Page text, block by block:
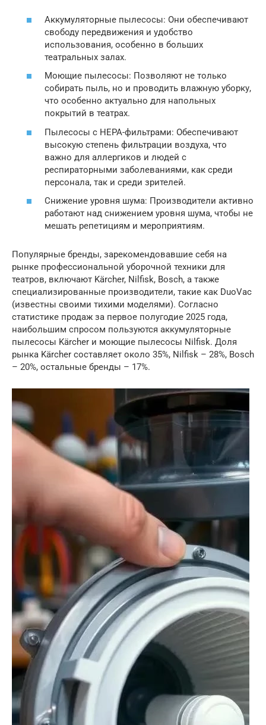
Аккумуляторные пылесосы: Они обеспечивают
свободу передвижения и удобство
использования, особенно в больших
театральных залах.
Моющие пылесосы: Позволяют не только
собирать пыль, но и проводить влажную уборку,
что особенно актуально для напольных
покрытий в театрах.
Пылесосы с HEPA-фильтрами: Обеспечивают
высокую степень фильтрации воздуха, что
важно для аллергиков и людей с
респираторными заболеваниями, как среди
персонала, так и среди зрителей.
Снижение уровня шума: Производители активно
работают над снижением уровня шума, чтобы не
мешать репетициям и мероприятиям.
Популярные бренды, зарекомендовавшие себя на
рынке профессиональной уборочной техники для
театров, включают Kärcher, Nilfisk, Bosch, а также
специализированные производители, такие как DuoVac
(известны своими тихими моделями). Согласно
статистике продаж за первое полугодие 2025 года,
наибольшим спросом пользуются аккумуляторные
пылесосы Kärcher и моющие пылесосы Nilfisk. Доля
рынка Kärcher составляет около 35%, Nilfisk – 28%, Bosch
– 20%, остальные бренды – 17%.